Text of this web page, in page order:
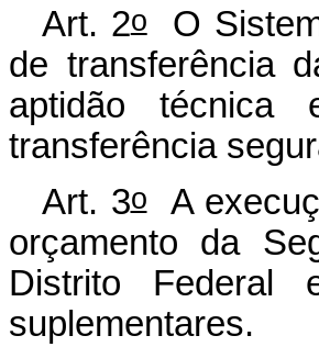
Art. 2oO
de transferência
aptidão técnica
transferência
Art. 3oA
orçamento da
Distrito Federal
suplementares.